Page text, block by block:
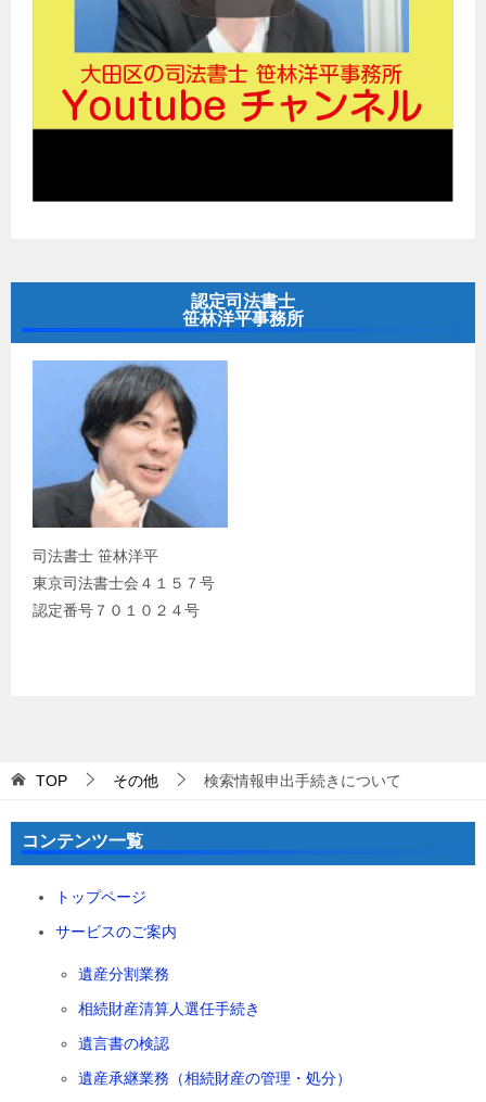
認定司法書士
笹林洋平事務所
司法書士 笹林洋平
東京司法書士会４１５７号
認定番号７０１０２４号
TOP その他 検索情報申出手続きについて
コンテンツ一覧
トップページ
サービスのご案内
遺産分割業務
相続財産清算人選任手続き
遺言書の検認
遺産承継業務（相続財産の管理・処分）